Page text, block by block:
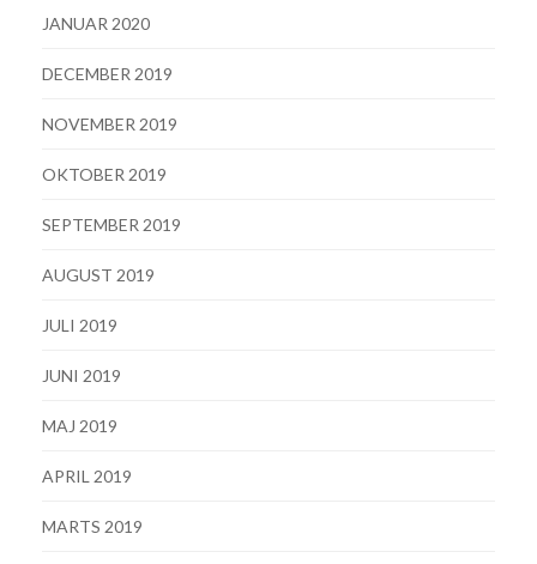
JANUAR 2020
DECEMBER 2019
NOVEMBER 2019
OKTOBER 2019
SEPTEMBER 2019
AUGUST 2019
JULI 2019
JUNI 2019
MAJ 2019
APRIL 2019
MARTS 2019